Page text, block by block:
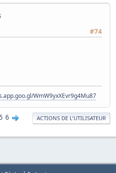
#74
WmW9yxXEvr9g4Mu87
6 ACTIONS DE L'UTILISATEUR